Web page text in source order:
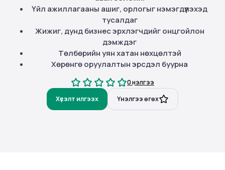
Үйл ажиллагааны ашиг, орлогыг нэмэгдүүлэхэд
тусалдаг
Жижиг, дунд бизнес эрхлэгчдийг онцгойлон
дэмждэг
Төлбөрийн уян хатан нөхцөлтэй
Хөрөнгө оруулалтын эрсдэл буурна
0 үнэлгээ
Хүсэлт илгээх
Үнэлгээ өгөх